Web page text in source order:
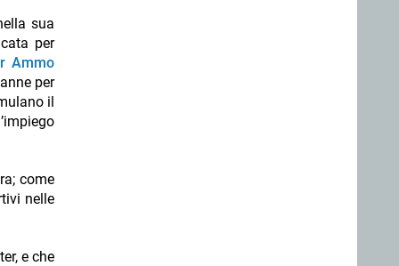
sua
per
Ammo
per
il
come
nelle
e che